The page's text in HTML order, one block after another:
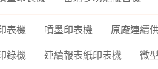
螢幕
UltraWide多工作業
幕
工業用記憶卡
威剛
路由器
網路交換器
無
表機 噴墨印表機 原廠連續
錄機 連續報表紙印表機 微